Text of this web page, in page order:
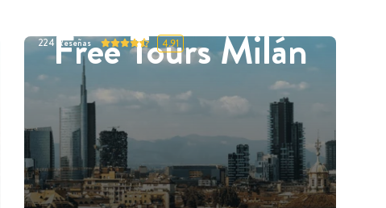
Free Tours Milán
224 Reseñas 4.91